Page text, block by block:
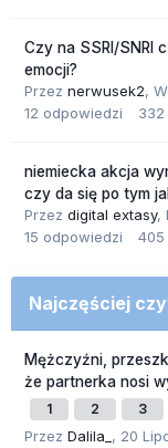
Czy na SSRI/SNRI
emocji?
Przez nerwusek2,
12 odpowiedzi 332
niemiecka akcja
czy da się po tym
Przez digital extasy,
15 odpowiedzi 405
Najczęściej
Mężczyźni,
że partnerka nosi
1 2 3
Przez Dalila_ , 20